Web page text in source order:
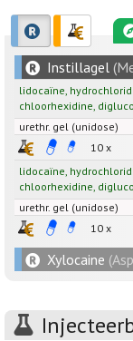
Instillagel
lidocaïne,
chloorhexidine,
urethr. gel (unidose)
10 x
lidocaïne,
chloorhexidine,
urethr. gel (unidose)
10 x
Xylocaine